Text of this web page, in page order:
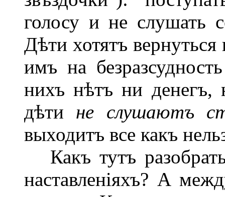
голосу и не слушать
Дѣти хотятъ
имъ на
нихъ нѣтъ ни денегъ,
дѣти не слушаютъ
выходитъ все какъ
Какъ тутъ
наставленіяхъ? А